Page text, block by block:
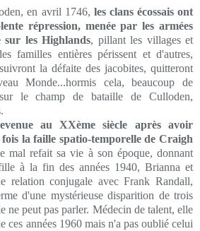
en avril 1746, les clans écossais ont
répression, menée par les armées
sur les Highlands, pillant les villages et
familles entières périssent et d'autres,
la défaite des jacobites, quitteront
Monde...hormis cela, beaucoup de
le champ de bataille de Culloden,
au XXème siècle après avoir
la faille spatio-temporelle de Craigh
mal refait sa vie à son époque, donnant
à la fin des années 1940, Brianna et
relation conjugale avec Frank Randall,
d'une mystérieuse disparition de trois
ne peut pas parler. Médecin de talent, elle
ces années 1960 mais n'a pas oublié celui